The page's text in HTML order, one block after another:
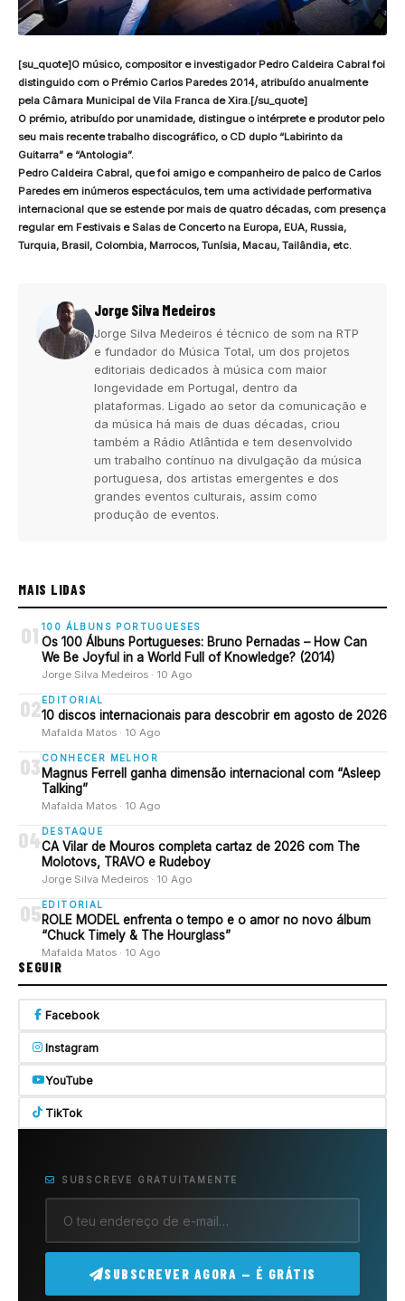
[su_quote]O músico, compositor e investigador Pedro Caldeira Cabral foi
distinguido com o Prémio Carlos Paredes 2014, atribuído anualmente
pela Câmara Municipal de Vila Franca de Xira.[/su_quote]
O prémio, atribuído por unamidade, distingue o intérprete e produtor pelo
seu mais recente trabalho discográfico, o CD duplo “Labirinto da
Guitarra” e “Antologia”.
Pedro Caldeira Cabral, que foi amigo e companheiro de palco de Carlos
Paredes em inúmeros espectáculos, tem uma actividade performativa
internacional que se estende por mais de quatro décadas, com presença
regular em Festivais e Salas de Concerto na Europa, EUA, Russia,
Turquia, Brasil, Colombia, Marrocos, Tunísia, Macau, Tailândia, etc.
Jorge Silva Medeiros
Jorge Silva Medeiros é técnico de som na RTP
e fundador do Música Total, um dos projetos
editoriais dedicados à música com maior
longevidade em Portugal, dentro da
plataformas. Ligado ao setor da comunicação e
da música há mais de duas décadas, criou
também a Rádio Atlântida e tem desenvolvido
um trabalho contínuo na divulgação da música
portuguesa, dos artistas emergentes e dos
grandes eventos culturais, assim como
produção de eventos.
MAIS LIDAS
01 100 ÁLBUNS PORTUGUESES
Os 100 Álbuns Portugueses: Bruno Pernadas – How Can
We Be Joyful in a World Full of Knowledge? (2014)
Jorge Silva Medeiros · 10 Ago
02 EDITORIAL
10 discos internacionais para descobrir em agosto de 2026
Mafalda Matos · 10 Ago
03 CONHECER MELHOR
Magnus Ferrell ganha dimensão internacional com “Asleep
Talking”
Mafalda Matos · 10 Ago
04DESTAQUE
CA Vilar de Mouros completa cartaz de 2026 com The
Molotovs, TRAVO e Rudeboy
Jorge Silva Medeiros · 10 Ago
05 EDITORIAL
ROLE MODEL enfrenta o tempo e o amor no novo álbum
“Chuck Timely & The Hourglass”
Mafalda Matos · 10 Ago
SEGUIR
Facebook
Instagram
YouTube
TikTok
SUBSCREVE GRATUITAMENTE
SUBSCREVER AGORA — É GRÁTIS